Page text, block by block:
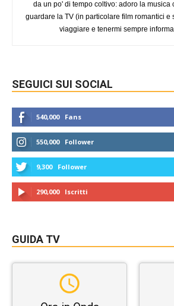
da un po' di tempo coltivo: adoro la musica
guardare la TV (in particolare film romantici e
viaggiare e tenermi sempre
SEGUICI SUI SOCIAL
540,000 Fans
550,000 Follower
9,300 Follower
290,000 Iscritti
GUIDA TV